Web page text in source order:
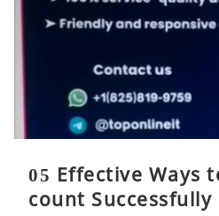
05 Effective Ways
count Successfully